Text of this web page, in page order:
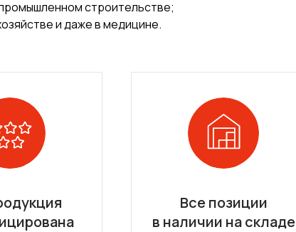
строительстве;
и даже в медицине.
Все позиции
в наличии на складе